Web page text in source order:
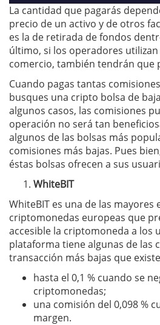
La cantidad que pagarás
precio de un activo y de otros
es la de retirada de fondos
último, si los operadores
comercio, también tendrán que
Cuando pagas tantas
busques una cripto bolsa de
algunos casos, las comisiones
operación no será tan
algunos de las bolsas más
comisiones más bajas. Pues
éstas bolsas ofrecen a sus
WhiteBIT
WhiteBIT es una de las mayores
criptomonedas europeas que
accesible la criptomoneda a los
plataforma tiene algunas de las
transacción más bajas que
hasta el 0,1 % cuando se
criptomonedas;
una comisión del 0,098 %
margen.